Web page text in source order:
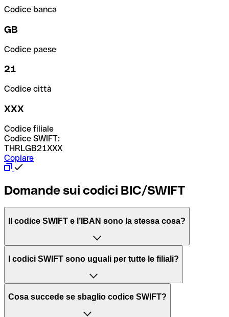
Codice banca
GB
Codice paese
21
Codice città
XXX
Codice filiale
Codice SWIFT:
THRLGB21XXX
Copiare
Domande sui codici BIC/SWIFT
Il codice SWIFT e l’IBAN sono la stessa cosa?
L'acronimo SWIFT sta per “Society for Worldwide
per l’elaborazione dei pagamenti tra diversi Paesi.
Il BIC, invece, sta per “Bank Identifier Code” ed è una
I codici SWIFT sono uguali per tutte le filiali?
Dipende dalle banche. In alcuni casi le banche utilizzano
Cosa succede se sbaglio codice SWIFT?